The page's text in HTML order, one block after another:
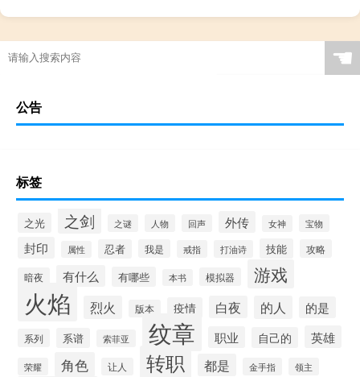
☚
公告
标签
之光 之剑 之谜 人物 回声 外传 女神 宝物
封印 属性 忍者 我是 戒指 打油诗 技能 攻略
暗夜 有什么 有哪些 本书 模拟器 游戏
火焰 烈火 版本 疫情 白夜 的人 的是
系列 系谱 索菲亚 纹章 职业 自己的 英雄
荣耀 角色 让人 转职 都是 金手指 领主